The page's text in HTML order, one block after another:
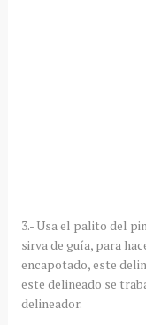
3.- Usa el palito del
sirva de guía, para
encapotado, este
este delineado se
delineador.